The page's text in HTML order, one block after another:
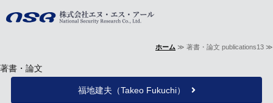
事業内容
ホーム ≫ 著書・論文 publications13 ≫
著書・論文
福地建夫（Takeo Fukuchi）